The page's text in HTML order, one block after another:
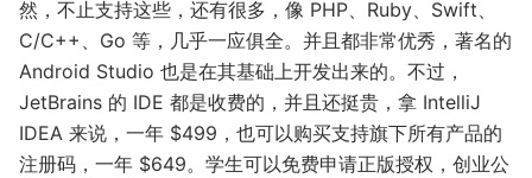
然，不止支持这些，还有很多，像 PHP、Ruby、Swift、
C/C++、Go 等，几乎一应俱全。并且都非常优秀，著名的
Android Studio 也是在其基础上开发出来的。不过，
JetBrains 的 IDE 都是收费的，并且还挺贵，拿 IntelliJ
IDEA 来说，一年 $499，也可以购买支持旗下所有产品的
注册码，一年 $649。学生可以免费申请正版授权，创业公